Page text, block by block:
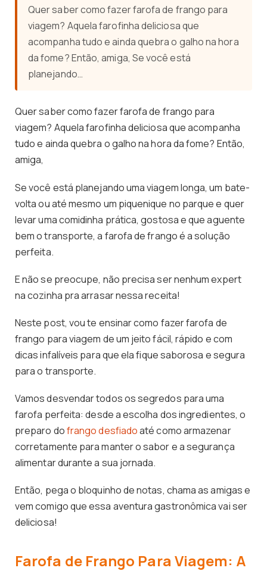
Quer saber como fazer farofa de frango para
viagem? Aquela farofinha deliciosa que
acompanha tudo e ainda quebra o galho na hora
da fome? Então, amiga, Se você está
planejando…
Quer saber como fazer farofa de frango para
viagem? Aquela farofinha deliciosa que acompanha
tudo e ainda quebra o galho na hora da fome? Então,
amiga,
Se você está planejando uma viagem longa, um bate-
volta ou até mesmo um piquenique no parque e quer
levar uma comidinha prática, gostosa e que aguente
bem o transporte, a farofa de frango é a solução
perfeita.
E não se preocupe, não precisa ser nenhum expert
na cozinha pra arrasar nessa receita!
Neste post, vou te ensinar como fazer farofa de
frango para viagem de um jeito fácil, rápido e com
dicas infalíveis para que ela fique saborosa e segura
para o transporte.
Vamos desvendar todos os segredos para uma
farofa perfeita: desde a escolha dos ingredientes, o
preparo dofrango desfiadoaté como armazenar
corretamente para manter o sabor e a segurança
alimentar durante a sua jornada.
Então, pega o bloquinho de notas, chama as amigas e
vem comigo que essa aventura gastronômica vai ser
deliciosa!
Farofa de Frango Para Viagem: A